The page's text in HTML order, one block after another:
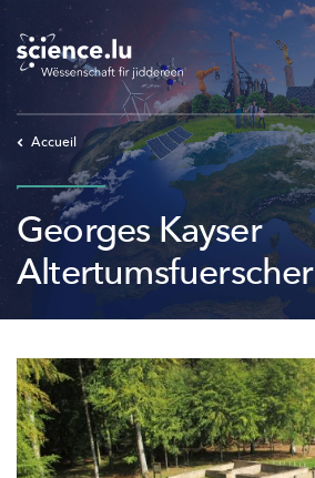
Skip
to
main
content
Accueil
Georges Kayser
Altertumsfuerscher